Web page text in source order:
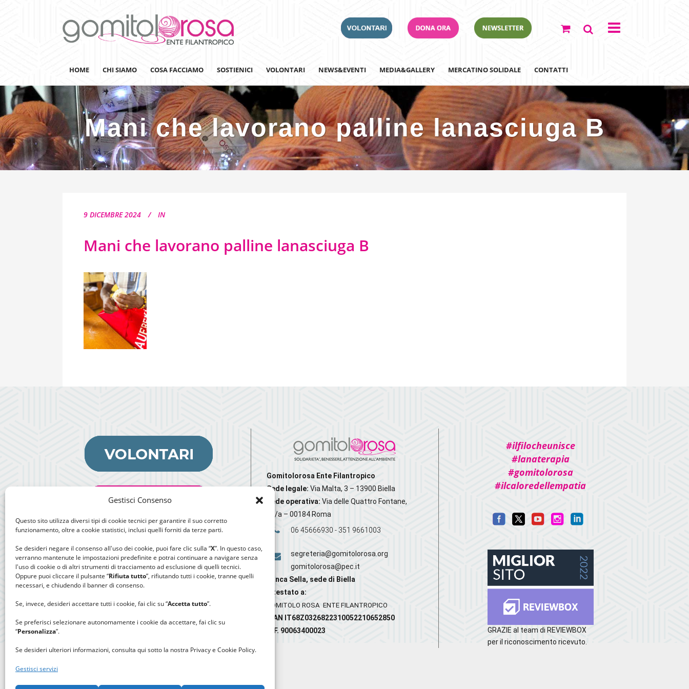
Gestisci Consenso
Questo sito utilizza diversi tipi di cookie tecnici per garantire il suo corretto
funzionamento, oltre a cookie statistici, inclusi quelli forniti da terze parti.
Se desideri negare il consenso all'uso dei cookie, puoi fare clic sulla “X”. In questo caso,
verranno mantenute le impostazioni predefinite e potrai continuare a navigare senza
l'uso di cookie o di altri strumenti di tracciamento ad esclusione di quelli tecnici.
Oppure puoi cliccare il pulsante “Rifiuta tutto”, rifiutando tutti i cookie, tranne quelli
necessari, e chiudendo il banner di consenso.
Se, invece, desideri accettare tutti i cookie, fai clic su “Accetta tutto”.
Se preferisci selezionare autonomamente i cookie da accettare, fai clic su
“Personalizza”.
Se desideri ulteriori informazioni, consulta qui sotto la nostra Privacy e Cookie Policy.
Gestisci servizi
HOME CHI SIAMO COSA FACCIAMO
Lanaterapia
Ricerca
Sensibilizzazione
SOSTIENICI
Adotta un Ospedale
Team Building
VOLONTARI NEWS&EVENTI MEDIA&GALLERY MERCATINO SOLIDALE CONTATTI
Mani che lavorano palline lanasciuga B
9 DICEMBRE 2024 IN
Mani che lavorano palline lanasciuga B
Gomitolorosa Ente Filantropico
Sede legale: Via Malta, 3 – 13900 Biella
Sede operativa: Via delle Quattro Fontane,
20/a – 00184 Roma
06 45666930 - 351 9661003
segreteria@gomitolorosa.org
gomitolorosa@pec.it
Banca Sella, sede di Biella
Intestato a:
GOMITOLO ROSA ENTE FILANTROPICO
IBAN IT68Z0326822310052210652850
C.F. 90063400023
#ilfilocheunisce
#lanaterapia
#gomitolorosa
#ilcaloredellempatia
GRAZIE al team di REVIEWBOX
per il riconoscimento ricevuto.